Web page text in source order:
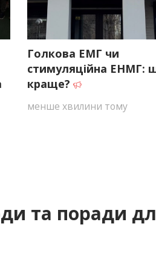
Голкова ЕМГ чи
стимуляційна ЕНМГ:
краще?
менше хвилини тому
та поради